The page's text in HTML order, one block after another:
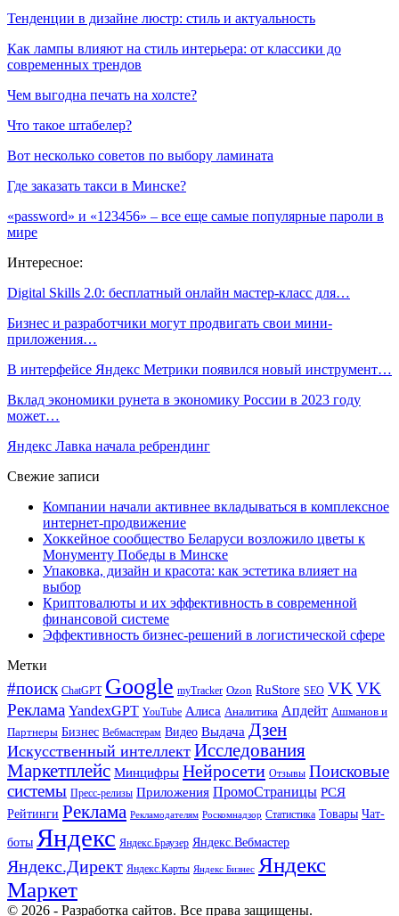
Тенденции в дизайне люстр: стиль и актуальность
Как лампы влияют на стиль интерьера: от классики до
современных трендов
Чем выгодна печать на холсте?
Что такое штабелер?
Вот несколько советов по выбору ламината
Где заказать такси в Минске?
«password» и «123456» – все еще самые популярные пароли в
мире
Интересное:
Digital Skills 2.0: бесплатный онлайн мастер-класс для…
Бизнес и разработчики могут продвигать свои мини-
приложения…
В интерфейсе Яндекс Метрики появился новый инструмент…
Вклад экономики рунета в экономику России в 2023 году
может…
Яндекс Лавка начала ребрендинг
Свежие записи
Компании начали активнее вкладываться в комплексное
интернет-продвижение
Хоккейное сообщество Беларуси возложило цветы к
Монументу Победы в Минске
Упаковка, дизайн и красота: как эстетика влияет на
выбор
Криптовалюты и их эффективность в современной
финансовой системе
Эффективность бизнес-решений в логистической сфере
Метки
#поиск ChatGPT Google myTracker Ozon RuStore SEO VK VK
Реклама YandexGPT YouTube Алиса Аналитика Апдейт Ашманов и
Партнеры Бизнес Вебмастерам Видео Выдача Дзен
Искусственный интеллект Исследования
Маркетплейс Минцифры Нейросети Отзывы Поисковые
системы Пресс-релизы Приложения ПромоСтраницы РСЯ
Рейтинги Реклама Рекламодателям Роскомнадзор Статистика Товары Чат-
боты Яндекс Яндекс.Браузер Яндекс.Вебмастер
Яндекс.Директ Яндекс.Карты Яндекс Бизнес Яндекс
Маркет
© 2026 - Разработка сайтов. Все права защищены.